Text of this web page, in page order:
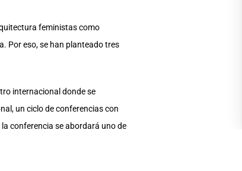
feministas como
Por eso, se han planteado tres
internacional donde se
un ciclo de conferencias con
conferencia se abordará uno de